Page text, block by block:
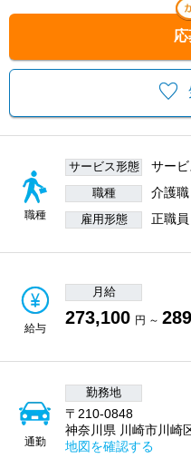
職種
サービス形態 サー
職種 介護
雇用形態 正職員
給与
月給
273,100 円 ～
通勤
勤務地
〒210-0848
神奈川県 川崎市川崎
地図を確認する